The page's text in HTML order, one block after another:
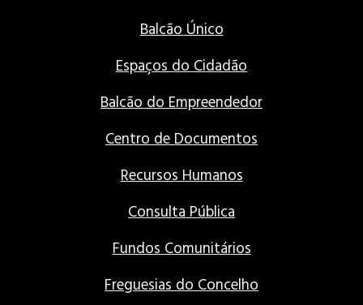
Balcão Único
Espaços do Cidadão
Balcão do Empreendedor
Centro de Documentos
Recursos Humanos
Consulta Pública
Fundos Comunitários
Freguesias do Concelho